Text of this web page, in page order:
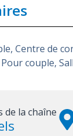
, Centre de
Pour couple,
de la chaîne